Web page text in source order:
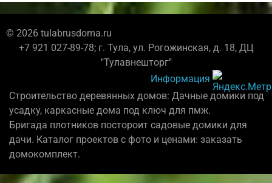
© 2026 tulabrusdoma.ru
+7 921 027-89-78; г. Тула, ул. Рогожинская, д. 18, ДЦ
"Тулавнешторг"
Информация
Строительство деревянных домов: Дачные домики под
усадку, каркасные дома под ключ для пмж.
Бригада плотников постороит садовые домики для
дачи. Каталог проектов с фото и ценами: заказать
домокомплект.